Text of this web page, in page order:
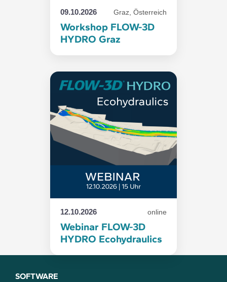
09.10.2026 Graz, Österreich
Workshop FLOW-3D
HYDRO Graz
12.10.2026 online
Webinar FLOW-3D
HYDRO Ecohydraulics
SOFTWARE